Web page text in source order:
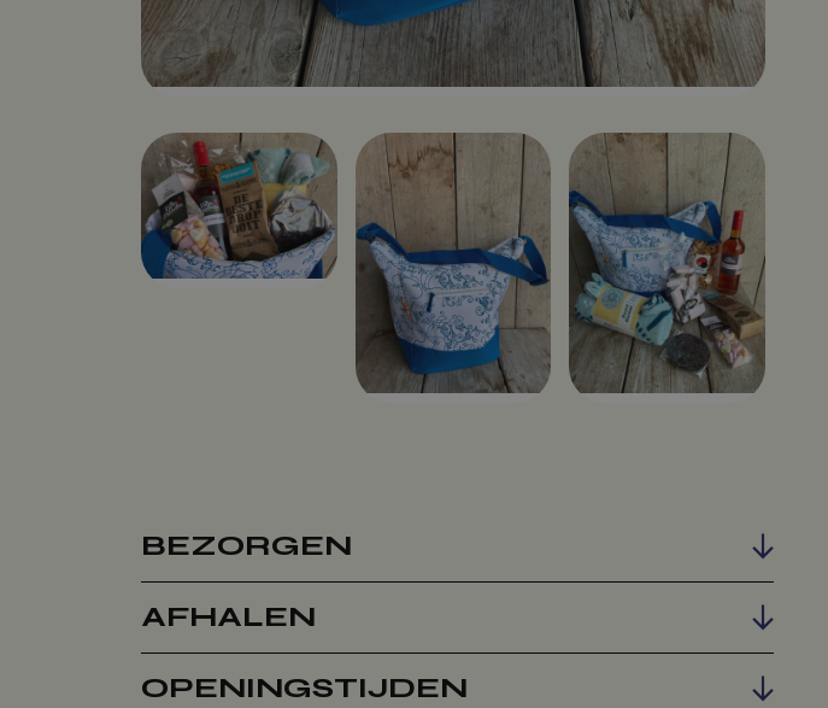
BEZORGEN
AFHALEN
OPENINGSTIJDEN